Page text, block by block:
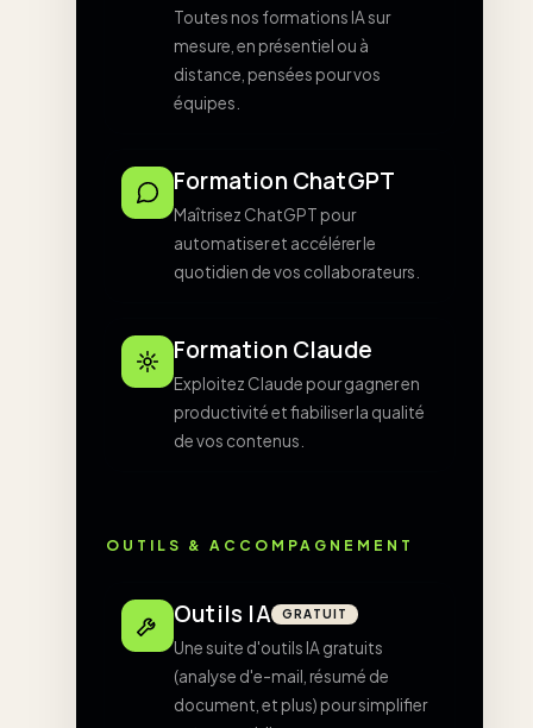
Toutes nos formations IA sur
mesure, en présentiel ou à
distance, pensées pour vos
équipes.
Formation ChatGPT
Maîtrisez ChatGPT pour
automatiser et accélérer le
quotidien de vos collaborateurs.
Formation Claude
Exploitez Claude pour gagner en
productivité et fiabiliser la qualité
de vos contenus.
OUTILS & ACCOMPAGNEMENT
Outils IA GRATUIT
Une suite d'outils IA gratuits
(analyse d'e-mail, résumé de
document, et plus) pour simplifier